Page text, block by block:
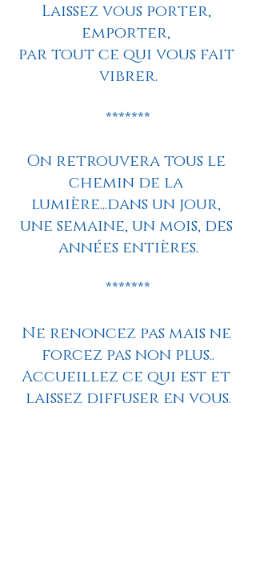
Laissez vous porter,
emporter,
par tout ce qui vous fait
vibrer.
*******
On retrouvera tous le
chemin de la
lumière...dans un jour,
une semaine, un mois, des
années entières.
*******
Ne renoncez pas mais ne
forcez pas non plus..
Accueillez ce qui est et
laissez diffuser en vous.